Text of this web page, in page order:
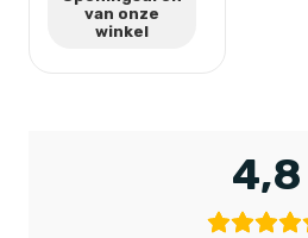
van onze
winkel
4,8